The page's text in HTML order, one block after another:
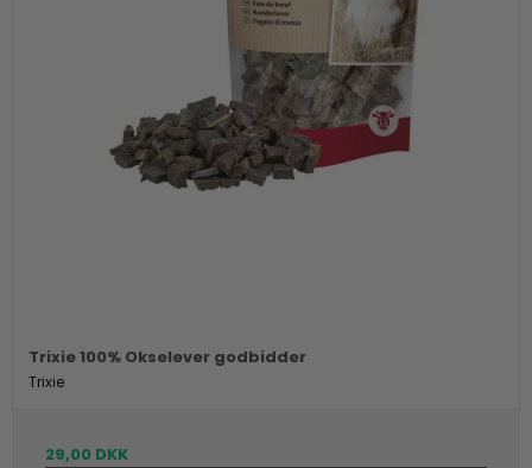
Trixie 100% Okselever godbidder
Trixie
29,00 DKK